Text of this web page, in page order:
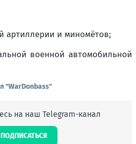
артиллерии и миномётов;
военной автомобильной
"WarDonbass"
на наш Telegram-канал
ПОДПИСАТЬСЯ